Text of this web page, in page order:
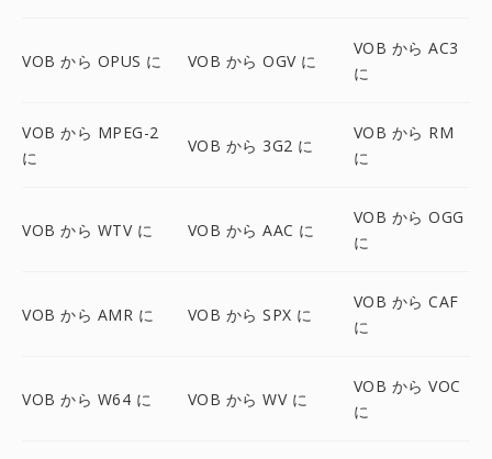
VOB から OPUS に VOB から OGV に
VOB から AC3
に
VOB から MPEG-2
に
VOB から 3G2 に
VOB から RM
に
VOB から WTV に VOB から AAC に
VOB から OGG
に
VOB から AMR に VOB から SPX に
VOB から CAF
に
VOB から W64 に VOB から WV に
VOB から VOC
に